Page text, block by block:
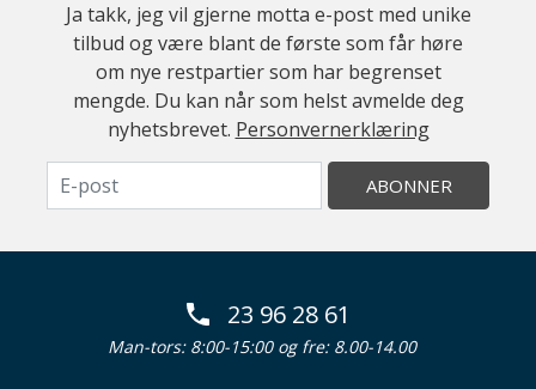
Ja takk, jeg vil gjerne motta e-post med unike
tilbud og være blant de første som får høre
om nye restpartier som har begrenset
mengde. Du kan når som helst avmelde deg
nyhetsbrevet. Personvernerklæring
ABONNER
23 96 28 61
Man-tors: 8:00-15:00 og fre: 8.00-14.00